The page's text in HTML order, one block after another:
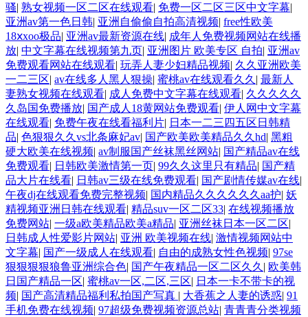
骚| 熟女视频一区二区在线观看| 免费一区二区三区中文字幕|
亚洲av第一色日韩| 亚洲自偷偷自拍高清视频| free性欧美
18ⅹxoo极品| 亚洲av最新资源在线| 成年人免费视频网站在线播
放| 中文字幕在线视频第九页| 亚洲图片 欧美专区 自拍| 亚洲av
免费观看网站在线观看| 玩弄人妻少妇精品视频| 久久亚洲欧美
一二三区| av在线多人黑人狠操| 蜜桃av在线观看久久 | 最新人
妻熟女视频在线观看| 成人免费中文字幕在线观看| 久久久久久
久岛国免费播放| 国产成人18黄网站免费观看| 伊人网中文字幕
在线观看| 免费午夜在线看福利片| 日本一二三四五区日韩精
品| 色狠狠久久vs北条麻妃av| 国产欧美欧美精品久久hd| 黑粗
硬大欧美在线视频| av制服国产丝袜黑丝网站| 国产精品av在线
免费观看| 日韩欧美激情第一页| 99久久这里只有精品| 国产精
品大片在线看| 日韩av三级在线免费观看| 国产剧情传媒av在线|
午夜dj在线观看免费完整视频| 国内精品久久久久久久aa护| 妖
精视频亚洲日韩在线观看| 精品suv一区二区33| 在线视频播放
免费网站| 一级a欧美精品欧美a精品| 亚洲丝袜日本一区二区|
日韩成人性爱影片网站| 亚洲 欧美视频在线| 激情视频网站中
文字幕| 国产一级成人在线观看| 自由的成熟女性色视频| 97se
狠狠狠狠狼鲁亚洲综合色| 国产午夜精品一区二区久久 | 欧美韩
日国产精品一区| 蜜桃av一区,二区,三区| 日本一卡不带卡的视
频| 国产高清精品福利私拍国产写真 | 大香蕉之人妻的诱惑| 91
手机免费在线视频| 97超级免费视频资源总站| 青青青分类视频